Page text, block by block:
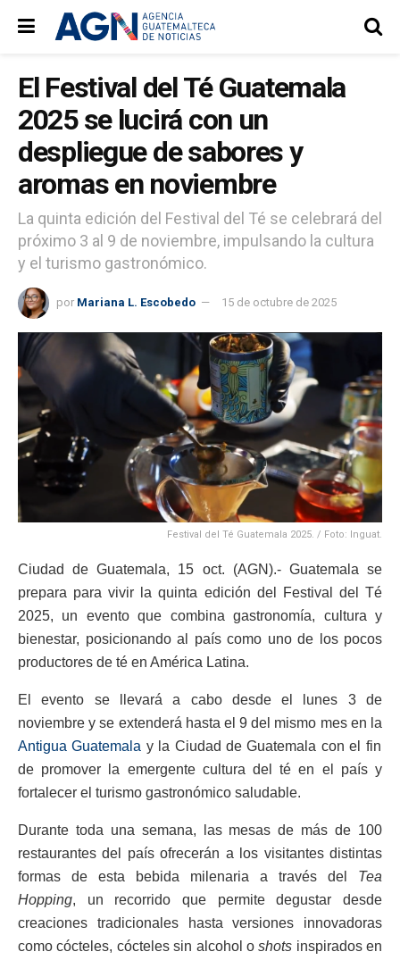
El Festival del Té Guatemala
2025 se lucirá con un
despliegue de sabores y
aromas en noviembre
La quinta edición del Festival del Té se celebrará del
próximo 3 al 9 de noviembre, impulsando la cultura
y el turismo gastronómico.
por Mariana L. Escobedo 15 de octubre de 2025
Festival del Té Guatemala 2025. / Foto: Inguat.
Ciudad de Guatemala, 15 oct. (AGN).- Guatemala se
prepara para vivir la quinta edición del Festival del Té
2025, un evento que combina gastronomía, cultura y
bienestar, posicionando al país como uno de los pocos
productores de té en América Latina.
El evento se llevará a cabo desde el lunes 3 de
noviembre y se extenderá hasta el 9 del mismo mes en la
Antigua Guatemala y la Ciudad de Guatemala con el fin
de promover la emergente cultura del té en el país y
fortalecer el turismo gastronómico saludable.
Durante toda una semana, las mesas de más de 100
restaurantes del país ofrecerán a los visitantes distintas
formas de esta bebida milenaria a través del Tea
Hopping, un recorrido que permite degustar desde
creaciones tradicionales hasta versiones innovadoras
como cócteles, cócteles sin alcohol oshots inspirados en